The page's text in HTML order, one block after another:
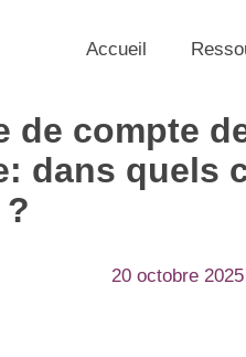
Accueil
de compte
dans quels
20 octobre 2025